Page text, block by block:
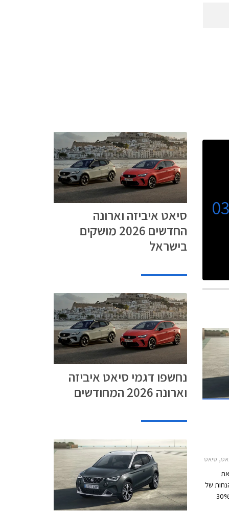
2020-2025סיאט ארונה 2021-2026
של
9,000 ₪ ממחיר המחירון לצד 30%
סיאט איביזה וארונה
החדשים 2026 מושקים
בישראל
נחשפו דגמי סיאט איביזה
וארונה 2026 המחודשים